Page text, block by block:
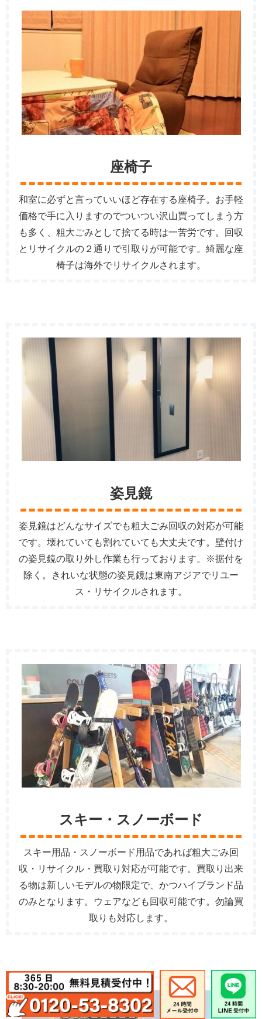
座椅子
和室に必ずと言っていいほど存在する座椅子。お手軽
価格で手に入りますのでついつい沢山買ってしまう方
も多く、粗大ごみとして捨てる時は一苦労です。回収
とリサイクルの２通りで引取りが可能です。綺麗な座
椅子は海外でリサイクルされます。
姿見鏡
姿見鏡はどんなサイズでも粗大ごみ回収の対応が可能
です。壊れていても割れていても大丈夫です。壁付け
の姿見鏡の取り外し作業も行っております。※据付を
除く。きれいな状態の姿見鏡は東南アジアでリユー
ス・リサイクルされます。
スキー・スノーボード
スキー用品・スノーボード用品であれば粗大ごみ回
収・リサイクル・買取り対応が可能です。買取り出来
る物は新しいモデルの物限定で、かつハイブランド品
のみとなります。ウェアなども回収可能です。勿論買
取りも対応します。